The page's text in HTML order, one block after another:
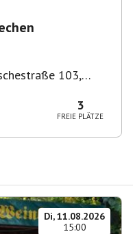
103,
3
FREIE PLÄTZE
Di, 11.08.2026
15:00